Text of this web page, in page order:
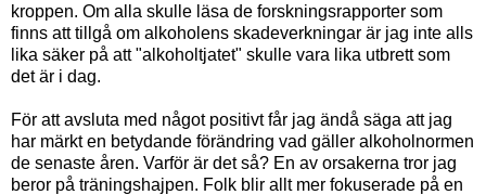
kroppen. Om alla skulle läsa de forskningsrapporter som
finns att tillgå om alkoholens skadeverkningar är jag inte alls
lika säker på att "alkoholtjatet" skulle vara lika utbrett som
det är i dag.
För att avsluta med något positivt får jag ändå säga att jag
har märkt en betydande förändring vad gäller alkoholnormen
de senaste åren. Varför är det så? En av orsakerna tror jag
beror på träningshajpen. Folk blir allt mer fokuserade på en